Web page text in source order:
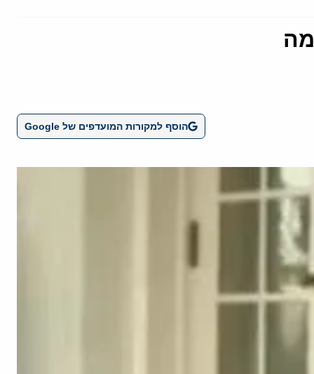
הוסף למקורות המועדפים של Google